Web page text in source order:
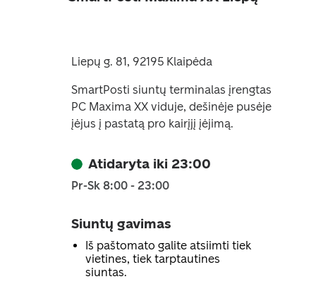
Liepų g. 81, 92195 Klaipėda
SmartPosti siuntų terminalas įrengtas
PC Maxima XX viduje, dešinėje pusėje
įėjus į pastatą pro kairįjį įėjimą.
Atidaryta iki 23:00
Pr-Sk 8:00 - 23:00
Siuntų gavimas
Iš paštomato galite atsiimti tiek
vietines, tiek tarptautines
siuntas.